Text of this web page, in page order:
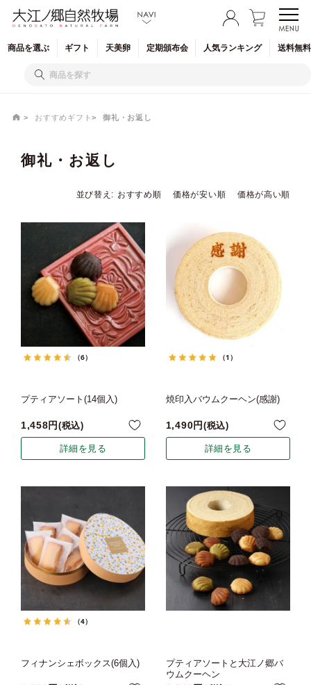
商品を選ぶ ギフト 天美卵 定期頒布会 人気ランキング 送料無
おすすめギフト 御礼・お返し
御礼・お返し
並び替え おすすめ順 価格が安い順 価格が高い順
（6）
プティアソート(14個入)
1,458 税込
詳細を見る
（1）
焼印入バウムクーヘン(感謝)
1,490 税込
詳細を見る
（4）
フィナンシェボックス(6個入)
プティアソートと大江ノ郷バ
ウムクーヘン